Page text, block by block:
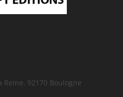
Reine. 92170 Boulogne